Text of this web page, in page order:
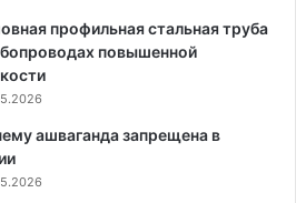
профильная стальная труба
повышенной
ашваганда запрещена в